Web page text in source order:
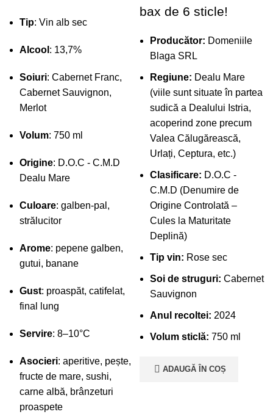
Tip: Vin alb sec
Alcool : 13,7%
Soiuri: Cabernet Franc,
Cabernet Sauvignon,
Merlot
Volum: 750 ml
Origine: D.O.C - C.M.D
Dealu Mare
Culoare: galben-pal,
strălucitor
Arome: pepene galben,
gutui, banane
Gust: proaspăt, catifelat,
final lung
Servire: 8–10°C
Asocieri: aperitive, pește,
fructe de mare, sushi,
carne albă, brânzeturi
proaspete
bax de 6 sticle!
Producător: Domeniile
Blaga SRL
Regiune: Dealu Mare
(viile sunt situate în partea
sudică a Dealului Istria,
acoperind zone precum
Valea Călugărească,
Urlați, Ceptura, etc.)
Clasificare: D.O.C -
C.M.D (Denumire de
Origine Controlată –
Cules la Maturitate
Deplină)
Tip vin: Rose sec
Soi de struguri: Cabernet
Sauvignon
Anul recoltei: 2024
Volum sticlă: 750 ml
ADAUGĂ ÎN COȘ